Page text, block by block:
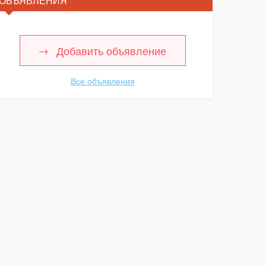
Добавить объявление
Все объявления